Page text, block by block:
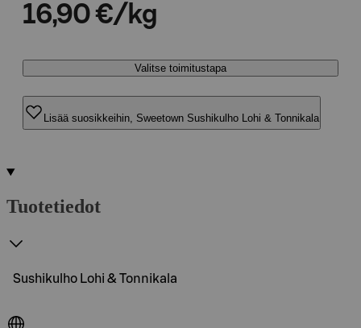
16,90 €/kg
Valitse toimitustapa
Lisää suosikkeihin, Sweetown Sushikulho Lohi & Tonnikala
Tuotetiedot
Sushikulho Lohi & Tonnikala